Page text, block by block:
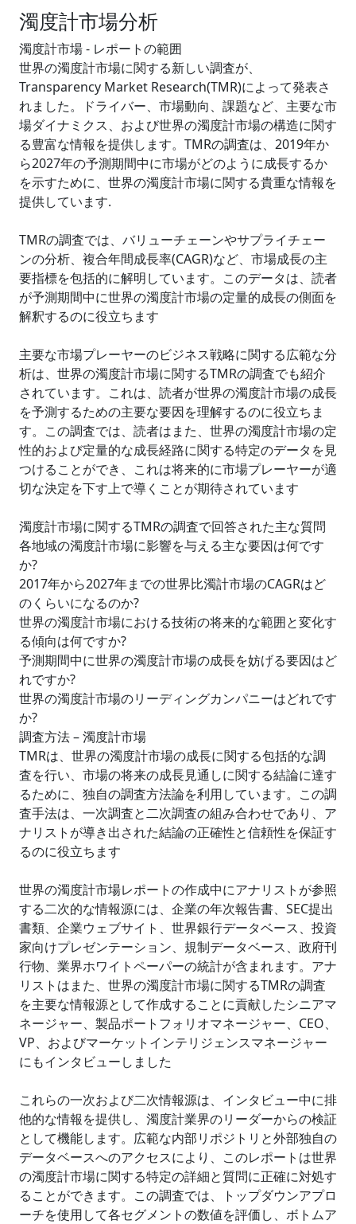
濁度計市場分析
濁度計市場 - レポートの範囲
世界の濁度計市場に関する新しい調査が、
Transparency Market Research(TMR)によって発表さ
れました。ドライバー、市場動向、課題など、主要な市
場ダイナミクス、および世界の濁度計市場の構造に関す
る豊富な情報を提供します。TMRの調査は、2019年か
ら2027年の予測期間中に市場がどのように成長するか
を示すために、世界の濁度計市場に関する貴重な情報を
提供しています.
TMRの調査では、バリューチェーンやサプライチェー
ンの分析、複合年間成長率(CAGR)など、市場成長の主
要指標を包括的に解明しています。このデータは、読者
が予測期間中に世界の濁度計市場の定量的成長の側面を
解釈するのに役立ちます
主要な市場プレーヤーのビジネス戦略に関する広範な分
析は、世界の濁度計市場に関するTMRの調査でも紹介
されています。これは、読者が世界の濁度計市場の成長
を予測するための主要な要因を理解するのに役立ちま
す。この調査では、読者はまた、世界の濁度計市場の定
性的および定量的な成長経路に関する特定のデータを見
つけることができ、これは将来的に市場プレーヤーが適
切な決定を下す上で導くことが期待されています
濁度計市場に関するTMRの調査で回答された主な質問
各地域の濁度計市場に影響を与える主な要因は何です
か?
2017年から2027年までの世界比濁計市場のCAGRはど
のくらいになるのか?
世界の濁度計市場における技術の将来的な範囲と変化す
る傾向は何ですか?
予測期間中に世界の濁度計市場の成長を妨げる要因はど
れですか?
世界の濁度計市場のリーディングカンパニーはどれです
か?
調査方法 – 濁度計市場
TMRは、世界の濁度計市場の成長に関する包括的な調
査を行い、市場の将来の成長見通しに関する結論に達す
るために、独自の調査方法論を利用しています。この調
査手法は、一次調査と二次調査の組み合わせであり、ア
ナリストが導き出された結論の正確性と信頼性を保証す
るのに役立ちます
世界の濁度計市場レポートの作成中にアナリストが参照
する二次的な情報源には、企業の年次報告書、SEC提出
書類、企業ウェブサイト、世界銀行データベース、投資
家向けプレゼンテーション、規制データベース、政府刊
行物、業界ホワイトペーパーの統計が含まれます。アナ
リストはまた、世界の濁度計市場に関するTMRの調査
を主要な情報源として作成することに貢献したシニアマ
ネージャー、製品ポートフォリオマネージャー、CEO、
VP、およびマーケットインテリジェンスマネージャー
にもインタビューしました
これらの一次および二次情報源は、インタビュー中に排
他的な情報を提供し、濁度計業界のリーダーからの検証
として機能します。広範な内部リポジトリと外部独自の
データベースへのアクセスにより、このレポートは世界
の濁度計市場に関する特定の詳細と質問に正確に対処す
ることができます。この調査では、トップダウンアプロ
ーチを使用して各セグメントの数値を評価し、ボトムア